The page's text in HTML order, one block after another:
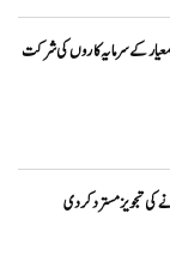
کے سرمایہ کاروں کی شرکت
کی تجویز مسترد کر دی